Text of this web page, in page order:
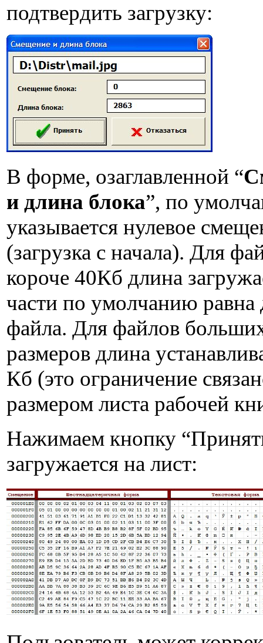
подтвердить загрузку:
В форме, озаглавленной “
и длина блока”, по
указывается нулевое
(загрузка с начала). Для
короче 40Кб длина
части по умолчанию равна
файла. Для файлов
размеров длина
Кб (это ограничение
размером листа рабочей
Нажимаем кнопку
загружается на лист: